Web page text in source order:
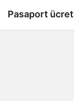
Pasaport